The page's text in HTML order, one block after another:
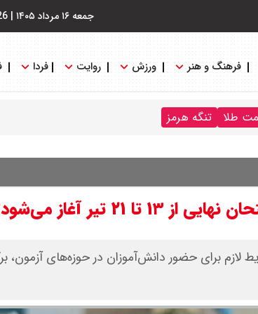
جمعه ۱۶ مرداد ۱۴۰۵ |
فرهنگ و هنر ورزش روایت فردا
طلا تنگه هرمز
تیر آغاز می‌شود؟
برای حضور دانش‌آموزان در حوزه‌های آزمون،